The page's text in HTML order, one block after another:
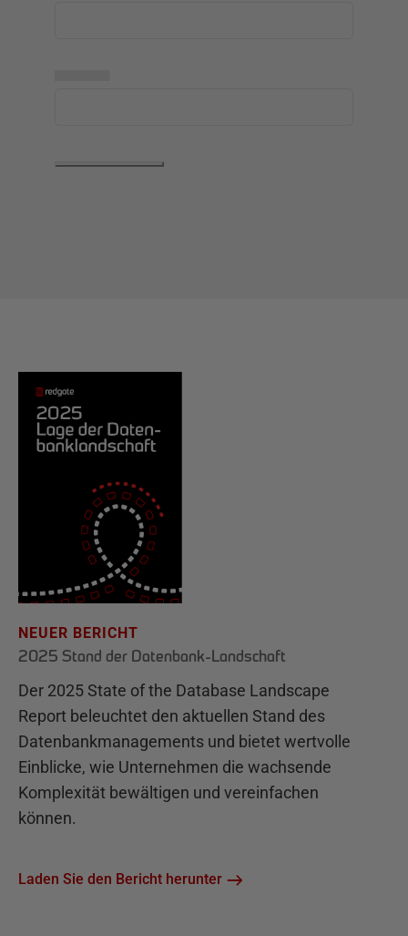
NEUER BERICHT
2025 Stand der Datenbank-Landschaft
Der 2025 State of the Database Landscape
Report beleuchtet den aktuellen Stand des
Datenbankmanagements und bietet wertvolle
Einblicke, wie Unternehmen die wachsende
Komplexität bewältigen und vereinfachen
können.
Laden Sie den Bericht herunter